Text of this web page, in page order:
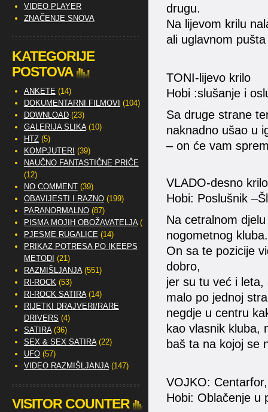
drugu.
Na lijevom krilu
ali uglavnom
TONI-lijevo krilo
Hobi :slušanje i
Sa druge strane
naknadno ušao u
– on će vam
VLADO-desno krilo
Hobi: Poslušnik –
Na cetralnom
nogometnog kluba.
On sa te pozicije
dobro,
jer su tu već i leta,
malo po jednoj
negdje u centru
kao vlasnik kluba,
baš ta na kojoj se
VOJKO:
Hobi: Oblačenje u
VIDEO PLAYER
ZNAČENJE SNOVA
KATEGORIJE
POSTOVA
ANKETE (14)
DOKUMENTARNI FILMOVI (104)
DOWNLOAD(23)
GALERIJA SLIKA(10)
HTZ(5)
KOMPJUTERI (39)
NAUČNO FANTASTIČNE PRIČE
(12)
NO COMMENT(39)
OBAVIJESTI I RAZNO(199)
PARANORMALNO(87)
PISMA MOJIH OBOŽAVATELJA(2)
PJESME RUGALICE (14)
PRIKAZ POTRESA PO IKEEPS
METODI (21)
RAZMIŠLJANJA(551)
RI-ROCK(53)
RI-ROCK SATIRA(14)
RIJETKI DRAJVERI/RARE
DRIVERS (4)
SATIRA(36)
SEX & SEX SATIRA(22)
UFO(57)
VIDEO RAZMIŠLJANJA(147)
VISITOR COUNTER